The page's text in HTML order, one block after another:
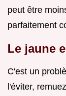
peut être
parfaitement
Le jaune
C'est un
l'éviter,